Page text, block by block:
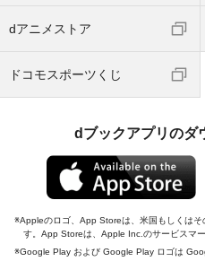
dアニメストア
ドコモスポーツくじ
dブックアプリのダ
Appleのロゴ、App Storeは、米国もしくは
す。App Storeは、Apple Inc.のサービスマー
Google Play および Google Play ロゴは